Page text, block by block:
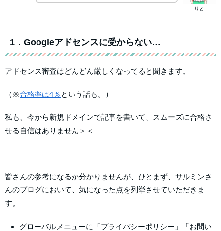
りと
1．Googleアドセンスに受からない…
アドセンス審査はどんどん厳しくなってると聞きます。
（※合格率は4％ という話も。）
私も、今から新規ドメインで記事を書いて、スムーズに合格さ
せる自信はありません＞＜
皆さんの参考になるか分かりませんが、ひとまず、サルミンさ
んのブログにおいて、気になった点を列挙させていただきま
す。
グローバルメニューに「プライバシーポリシー」「お問い